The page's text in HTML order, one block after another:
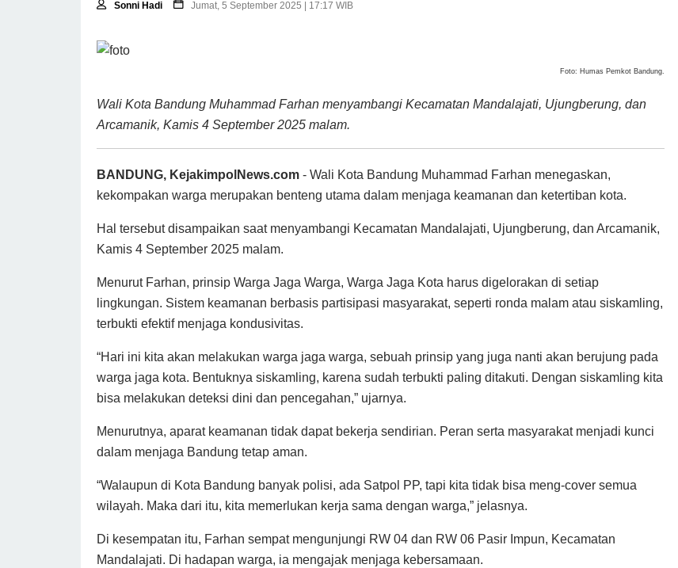
Sonni Hadi Jumat, 5 September 2025 | 17:17 WIB
Foto: Humas Pemkot Bandung.
Wali Kota Bandung Muhammad Farhan menyambangi Kecamatan Mandalajati, Ujungberung, dan
Arcamanik, Kamis 4 September 2025 malam.
BANDUNG, KejakimpolNews.com - Wali Kota Bandung Muhammad Farhan menegaskan,
kekompakan warga merupakan benteng utama dalam menjaga keamanan dan ketertiban kota.
Hal tersebut disampaikan saat menyambangi Kecamatan Mandalajati, Ujungberung, dan Arcamanik,
Kamis 4 September 2025 malam.
Menurut Farhan, prinsip Warga Jaga Warga, Warga Jaga Kota harus digelorakan di setiap
lingkungan. Sistem keamanan berbasis partisipasi masyarakat, seperti ronda malam atau siskamling,
terbukti efektif menjaga kondusivitas.
“Hari ini kita akan melakukan warga jaga warga, sebuah prinsip yang juga nanti akan berujung pada
warga jaga kota. Bentuknya siskamling, karena sudah terbukti paling ditakuti. Dengan siskamling kita
bisa melakukan deteksi dini dan pencegahan,” ujarnya.
Menurutnya, aparat keamanan tidak dapat bekerja sendirian. Peran serta masyarakat menjadi kunci
dalam menjaga Bandung tetap aman.
“Walaupun di Kota Bandung banyak polisi, ada Satpol PP, tapi kita tidak bisa meng-cover semua
wilayah. Maka dari itu, kita memerlukan kerja sama dengan warga,” jelasnya.
Di kesempatan itu, Farhan sempat mengunjungi RW 04 dan RW 06 Pasir Impun, Kecamatan
Mandalajati. Di hadapan warga, ia mengajak menjaga kebersamaan.